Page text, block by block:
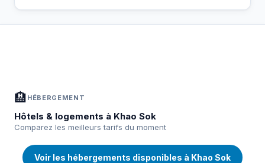
🏨 HÉBERGEMENT
Hôtels & logements à Khao Sok
Comparez les meilleurs tarifs du moment
Voir les hébergements disponibles à Khao Sok